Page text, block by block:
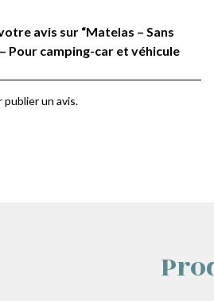
avis sur “Matelas – Sans
Pour camping-car et véhicule
publier un avis.